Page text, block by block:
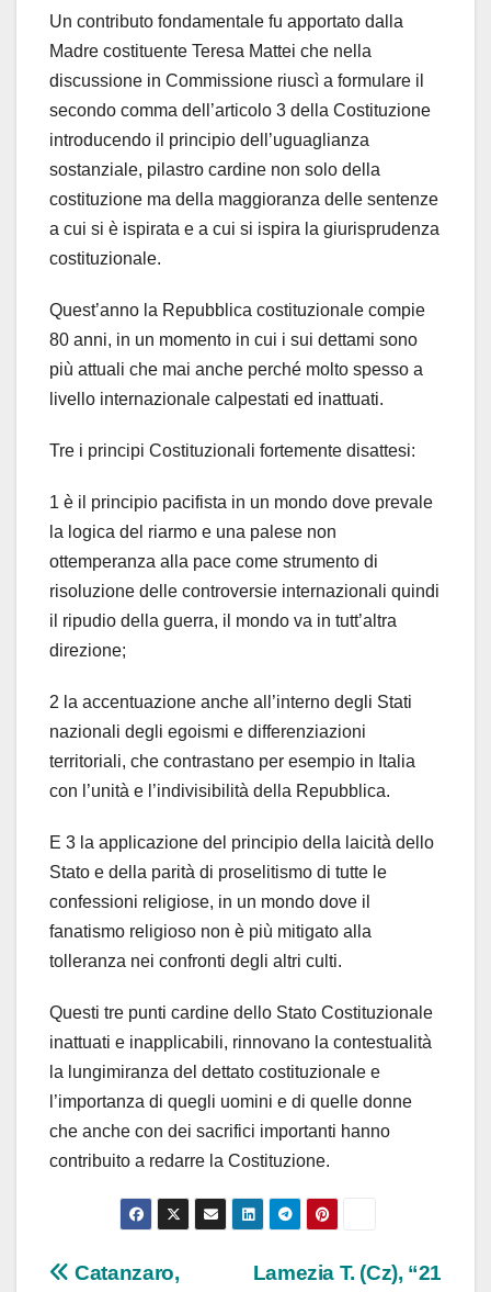
Un contributo fondamentale fu apportato dalla
Madre costituente Teresa Mattei che nella
discussione in Commissione riuscì a formulare il
secondo comma dell’articolo 3 della Costituzione
introducendo il principio dell’uguaglianza
sostanziale, pilastro cardine non solo della
costituzione ma della maggioranza delle sentenze
a cui si è ispirata e a cui si ispira la giurisprudenza
costituzionale.
Quest’anno la Repubblica costituzionale compie
80 anni, in un momento in cui i sui dettami sono
più attuali che mai anche perché molto spesso a
livello internazionale calpestati ed inattuati.
Tre i principi Costituzionali fortemente disattesi:
1 è il principio pacifista in un mondo dove prevale
la logica del riarmo e una palese non
ottemperanza alla pace come strumento di
risoluzione delle controversie internazionali quindi
il ripudio della guerra, il mondo va in tutt’altra
direzione;
2 la accentuazione anche all’interno degli Stati
nazionali degli egoismi e differenziazioni
territoriali, che contrastano per esempio in Italia
con l’unità e l’indivisibilità della Repubblica.
E 3 la applicazione del principio della laicità dello
Stato e della parità di proselitismo di tutte le
confessioni religiose, in un mondo dove il
fanatismo religioso non è più mitigato alla
tolleranza nei confronti degli altri culti.
Questi tre punti cardine dello Stato Costituzionale
inattuati e inapplicabili, rinnovano la contestualità
la lungimiranza del dettato costituzionale e
l’importanza di quegli uomini e di quelle donne
che anche con dei sacrifici importanti hanno
contribuito a redarre la Costituzione.
Navigazione
Lamezia T. (Cz), “21
Catanzaro,